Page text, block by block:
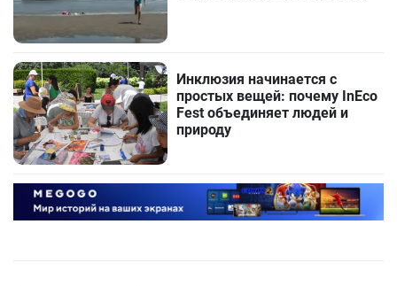
Инклюзия начинается с
простых вещей: почему InEco
Fest объединяет людей и
природу